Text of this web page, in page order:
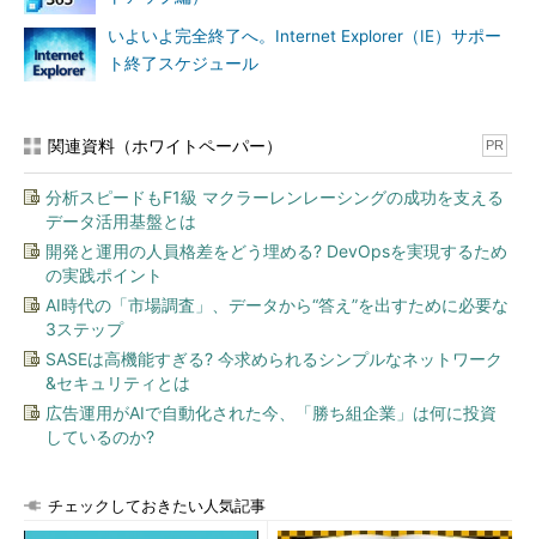
いよいよ完全終了へ。Internet Explorer（IE）サポー
ト終了スケジュール
関連資料（ホワイトペーパー） PR
分析スピードもF1級 マクラーレンレーシングの成功を支える
データ活用基盤とは
開発と運用の人員格差をどう埋める? DevOpsを実現するため
の実践ポイント
AI時代の「市場調査」、データから“答え”を出すために必要な
3ステップ
SASEは高機能すぎる? 今求められるシンプルなネットワーク
&セキュリティとは
広告運用がAIで自動化された今、「勝ち組企業」は何に投資
しているのか?
チェックしておきたい人気記事